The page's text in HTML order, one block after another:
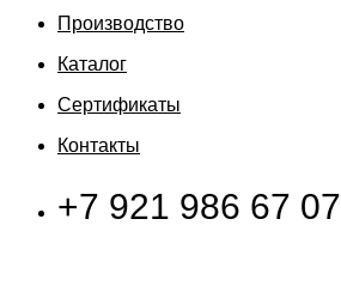
Производство
Каталог
Сертификаты
Контакты
+7 921 986 67 07